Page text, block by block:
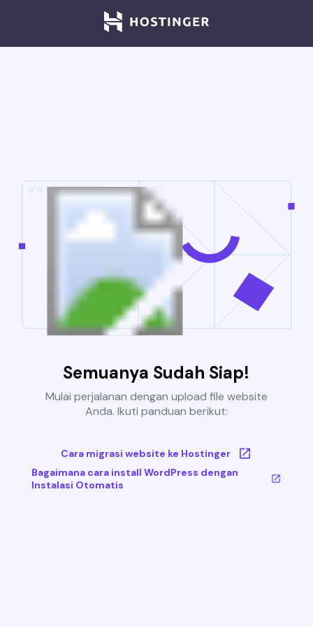
Semuanya Sudah Siap!
Mulai perjalanan dengan upload file website
Anda. Ikuti panduan berikut:
Cara migrasi website ke Hostinger
Bagaimana cara install WordPress dengan
Instalasi Otomatis